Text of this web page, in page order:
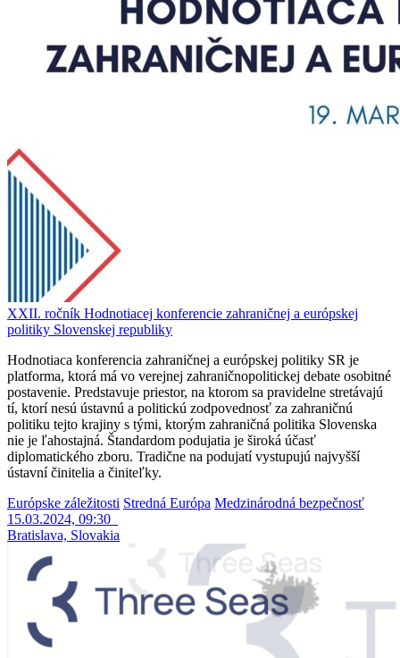
XXII. ročník Hodnotiacej konferencie zahraničnej a európskej
politiky Slovenskej republiky
Hodnotiaca konferencia zahraničnej a európskej politiky SR je
platforma, ktorá má vo verejnej zahraničnopolitickej debate osobitné
postavenie. Predstavuje priestor, na ktorom sa pravidelne stretávajú
tí, ktorí nesú ústavnú a politickú zodpovednosť za zahraničnú
politiku tejto krajiny s tými, ktorým zahraničná politika Slovenska
nie je ľahostajná. Štandardom podujatia je široká účasť
diplomatického zboru. Tradične na podujatí vystupujú najvyšší
ústavní činitelia a činiteľky.
Európske záležitosti Stredná Európa Medzinárodná bezpečnosť
15.03.2024, 09:30
Bratislava, Slovakia